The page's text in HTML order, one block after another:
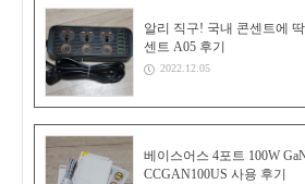
알리 직구! 국내 콘센트에
센트 A05 후기
2022.12.05
베이스어스 4포트 100W
CCGAN100US 사용 후기